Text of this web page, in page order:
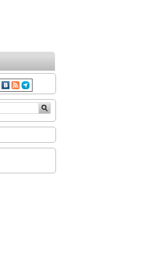
поиска